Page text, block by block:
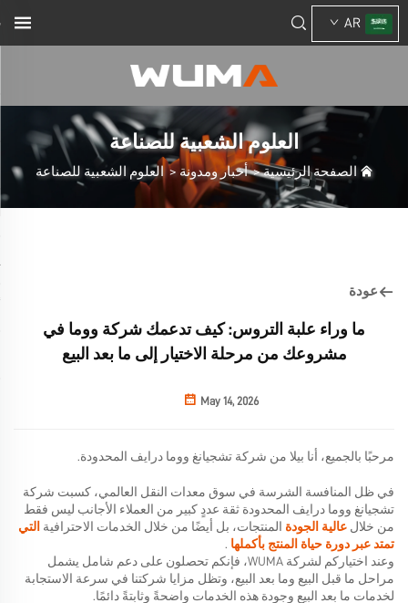
AR
العلوم الشعبية للصناعة
الصفحة الرئيسية>أخبار ومدونة >العلوم الشعبية للصناعة
عودة
ما وراء علبة التروس: كيف تدعمك شركة ووما في
مشروعك من مرحلة الاختيار إلى ما بعد البيع
May 14, 2026
مرحبًا بالجميع، أنا بيلا من شركة تشجيانغ ووما درايف المحدودة.
في ظل المنافسة الشرسة في سوق معدات النقل العالمي، كسبت شركة
تشجيانغ ووما درايف المحدودة ثقة عددٍ كبير من العملاء الأجانب ليس فقط
من خلال عالية الجودة المنتجات، بل أيضًا من خلال الخدمات الاحترافية التي
تمتد عبر دورة حياة المنتج بأكملها .
وعند اختياركم لشركة WUMA، فإنكم تحصلون على دعم شامل يشمل
مراحل ما قبل البيع وما بعد البيع، وتظل مزايا شركتنا في سرعة الاستجابة
لخدمات ما بعد البيع وجودة هذه الخدمات واضحةً وثابتةً دائمًا.